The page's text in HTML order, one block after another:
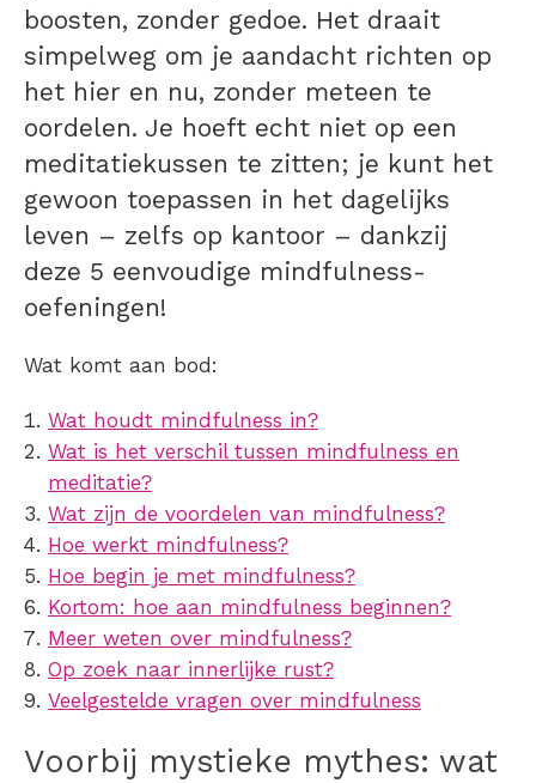
boosten, zonder gedoe. Het draait
simpelweg om je aandacht richten op
het hier en nu, zonder meteen te
oordelen. Je hoeft echt niet op een
meditatiekussen te zitten; je kunt het
gewoon toepassen in het dagelijks
leven – zelfs op kantoor – dankzij
deze 5 eenvoudige mindfulness-
oefeningen!
Wat komt aan bod:
Wat houdt mindfulness in?
Wat is het verschil tussen mindfulness en
meditatie?
Wat zijn de voordelen van mindfulness?
Hoe werkt mindfulness?
Hoe begin je met mindfulness?
Kortom: hoe aan mindfulness beginnen?
Meer weten over mindfulness?
Op zoek naar innerlijke rust?
Veelgestelde vragen over mindfulness
Voorbij mystieke mythes: wat